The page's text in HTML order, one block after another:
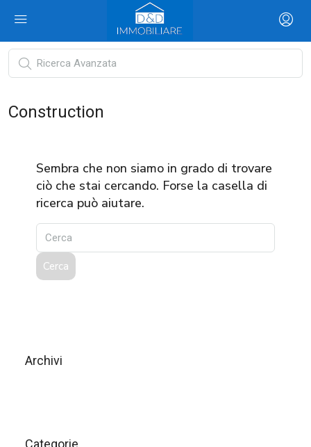
Construction
Sembra che non siamo in grado di trovare
ciò che stai cercando. Forse la casella di
ricerca può aiutare.
Cerca
Archivi
Categorie